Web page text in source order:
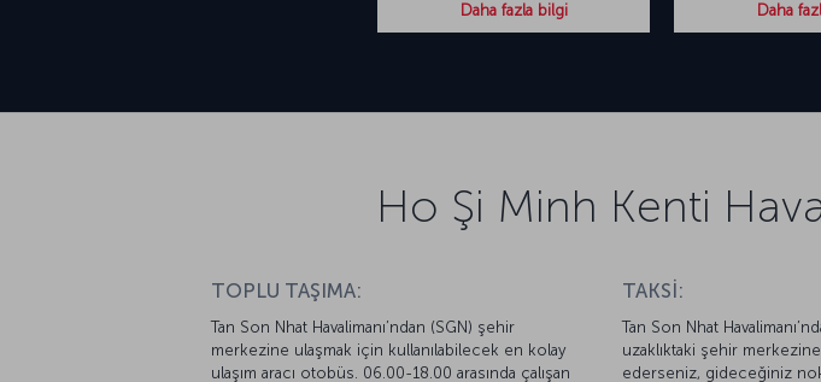
Daha fazla bilgi
Daha
Ho Şi Minh Kenti
TOPLU TAŞIMA:
Tan Son Nhat Havalimanı’ndan (SGN) şehir
merkezine ulaşmak için kullanılabilecek en kolay
ulaşım aracı otobüs. 06.00-18.00 arasında çalışan
TAKSİ:
Tan Son Nhat
uzaklıktaki şehir
ederseniz, gideceğiniz